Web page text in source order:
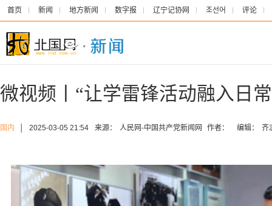
首页 新闻 地方新闻 数字报 辽宁记协网 조선어 评论
微视频丨“让学雷锋活动融入日
国内 2025-03-05 21:54 来源： 人民网-中国共产党新闻网 作者： 编辑： 齐